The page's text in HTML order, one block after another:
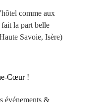
comme aux
fait la part belle
Savoie, Isère)
Cœur !
événements &